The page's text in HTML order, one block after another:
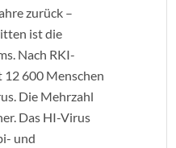
zurück –
ist die
Nach RKI-
12 600 Menschen
Die Mehrzahl
Das HI-Virus
und